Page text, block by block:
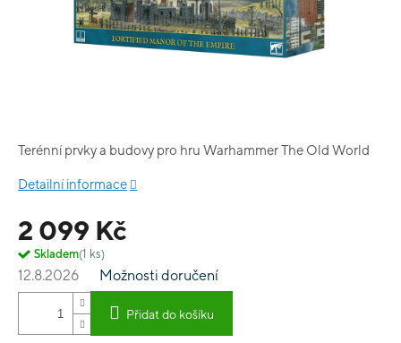
2 099 Kč
Skladem(1 ks)
12.8.2026 Možnosti doručení
Přidat do košíku
Terénní prvky a budovy pro hru Warhammer The Old World
Detailní informace